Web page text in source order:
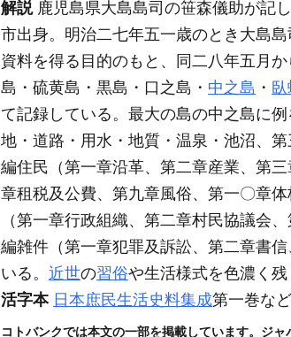
解説鹿児島県大島島司の笹森儀助が記
市出身。明治二七年五一歳のとき大島
資料を得る目的のもと、同二八年五月
島・硫黄島・黒島・口之島・ 中之島 ・
て記録している。最大の島の中之島に
地・道路・用水・地質・温泉・池沼、
編住民 （第一章沿革、第二章産業、第
章租税及公費、第九章風俗、第一〇章
（第一章行政組織、第二章村民協議会、
編雑件 （第一章犯罪及訴訟、第二章書
いる。 近世の習俗や生活様式を色濃く
活字本 日本庶民生活史料集成第一巻など
コトバンクでは本文の一部を掲載しています。ジ